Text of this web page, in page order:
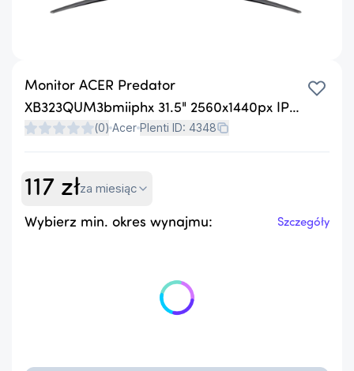
Monitor ACER Predator
XB323QUM3bmiiphx 31.5" 2560x1440px IPS
180Hz
(0) Acer Plenti ID: 4348
117 złza miesiąc
Wybierz min. okres wynajmu: Szczegóły